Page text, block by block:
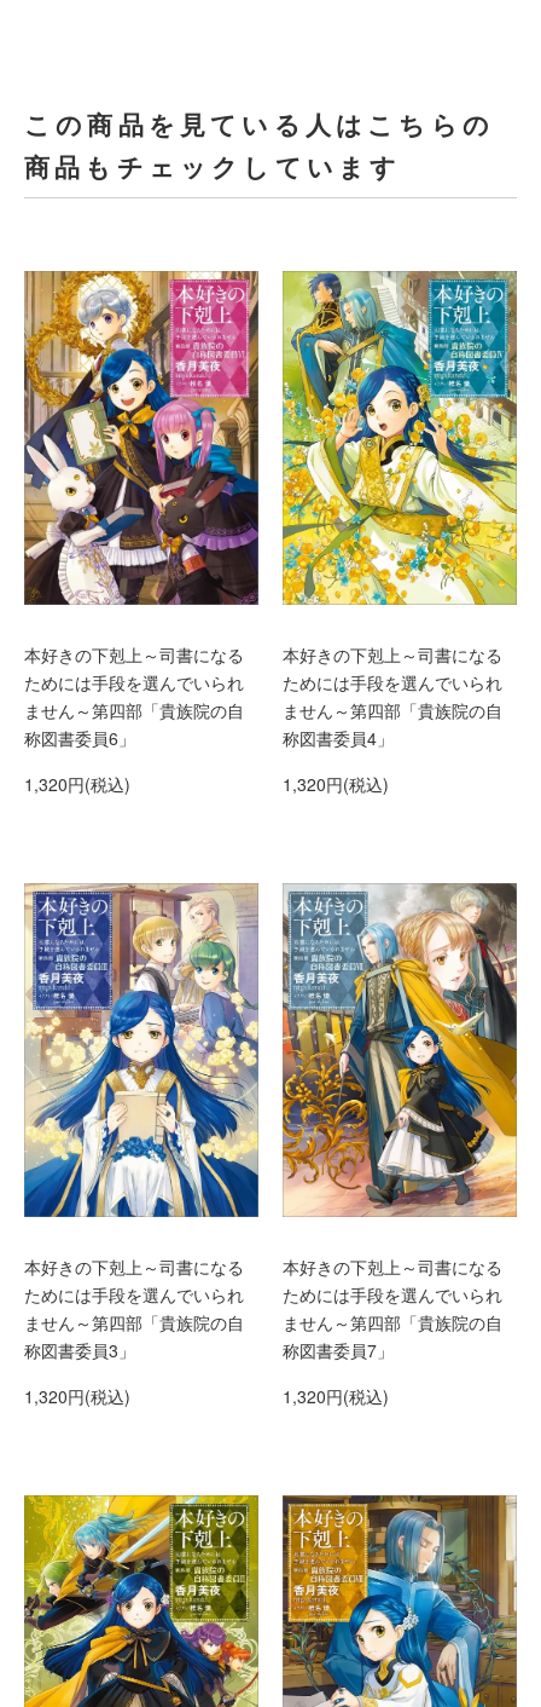
この商品を見ている人はこちらの
商品もチェックしています
本好きの下剋上～司書になる
ためには手段を選んでいられ
ません～第四部「貴族院の自
称図書委員6」
1,320円(税込)
本好きの下剋上～司書になる
ためには手段を選んでいられ
ません～第四部「貴族院の自
称図書委員4」
1,320円(税込)
本好きの下剋上～司書になる
ためには手段を選んでいられ
ません～第四部「貴族院の自
称図書委員3」
1,320円(税込)
本好きの下剋上～司書になる
ためには手段を選んでいられ
ません～第四部「貴族院の自
称図書委員7」
1,320円(税込)